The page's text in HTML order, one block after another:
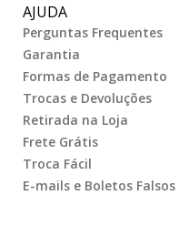
AJUDA
Perguntas Frequentes
Garantia
Formas de Pagamento
Trocas e Devoluções
Retirada na Loja
Frete Grátis
Troca Fácil
E-mails e Boletos Falsos